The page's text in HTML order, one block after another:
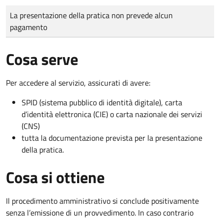
Tipo di pagamento
Importo
La presentazione della pratica non prevede alcun
pagamento
Cosa serve
Per accedere al servizio, assicurati di avere:
SPID (sistema pubblico di identità digitale), carta
d’identità elettronica (CIE) o carta nazionale dei servizi
(CNS)
tutta la documentazione prevista per la presentazione
della pratica.
Cosa si ottiene
Il procedimento amministrativo si conclude positivamente
senza l’emissione di un provvedimento. In caso contrario